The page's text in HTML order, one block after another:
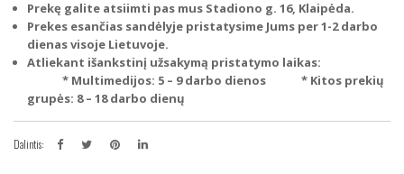
Prekę galite atsiimti pas mus Stadiono g. 16, Klaipėda.
Prekes esančias sandėlyje pristatysime Jums per 1-2 darbo
dienas visoje Lietuvoje.
Atliekant išankstinį užsakymą pristatymo laikas:
* Multimedijos: 5 – 9 darbo dienos * Kitos prekių
grupės: 8 – 18 darbo dienų
Dalintis: